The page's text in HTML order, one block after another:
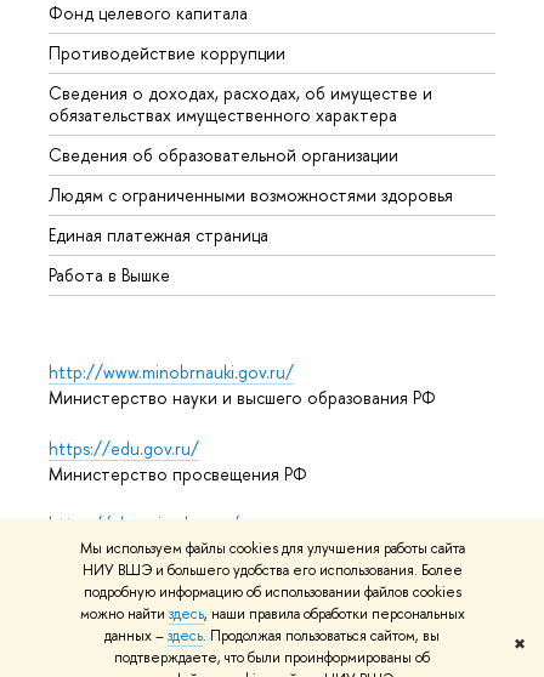
Мы используем файлы cookies для улучшения работы сайта
НИУ ВШЭ и большего удобства его использования. Более
подробную информацию об использовании файлов cookies
можно найти здесь, наши правила обработки персональных
данных –здесь. Продолжая пользоваться сайтом, вы
подтверждаете, что были проинформированы об
✖
Фонд целевого капитала
Противодействие коррупции
Сведения о доходах, расходах, об имуществе и
обязательствах имущественного характера
Сведения об образовательной организации
Людям с ограниченными возможностями здоровья
Единая платежная страница
Работа в Вышке
http://www.minobrnauki.gov.ru/
Министерство науки и высшего образования РФ
https://edu.gov.ru/
Министерство просвещения РФ
https://elearning.hse.ru/mooc
Массовые открытые онлайн-курсы
© НИУ ВШЭ 1993–2026 Адреса и контактыУсловия
использования материаловПолитика конфиденциальности